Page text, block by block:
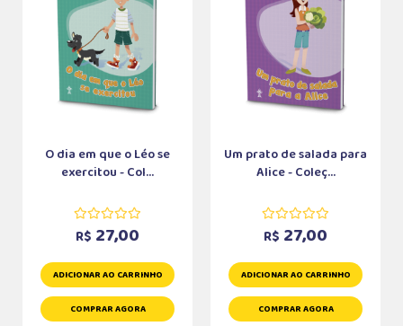
O dia em que o Léo se
exercitou - Col...
R$ 27,00
ADICIONAR AO CARRINHO
COMPRAR AGORA
Um prato de salada para
Alice - Coleç...
R$ 27,00
ADICIONAR AO CARRINHO
COMPRAR AGORA